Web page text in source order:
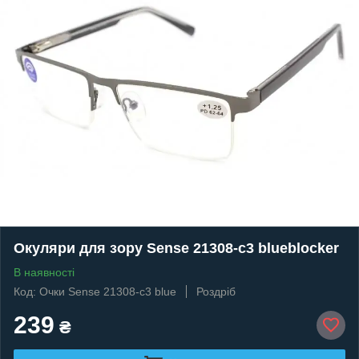
Окуляри для зору Sense 21308-c3 blueblocker
В наявності
Код: Очки Sense 21308-c3 blue
Роздріб
239 ₴